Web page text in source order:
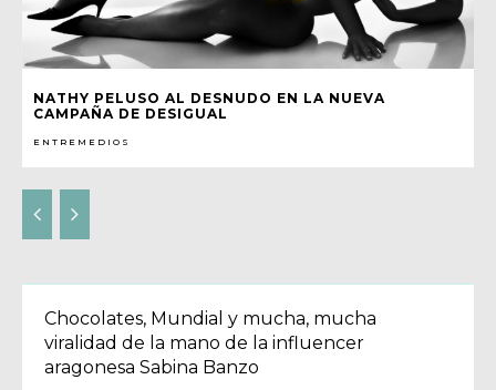
NATHY PELUSO AL DESNUDO EN LA NUEVA
CAMPAÑA DE DESIGUAL
ENTREMEDIOS
Chocolates, Mundial y mucha, mucha
viralidad de la mano de la influencer
aragonesa Sabina Banzo